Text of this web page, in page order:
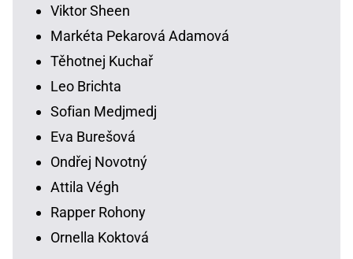
Viktor Sheen
Markéta Pekarová Adamová
Těhotnej Kuchař
Leo Brichta
Sofian Medjmedj
Eva Burešová
Ondřej Novotný
Attila Végh
Rapper Rohony
Ornella Koktová